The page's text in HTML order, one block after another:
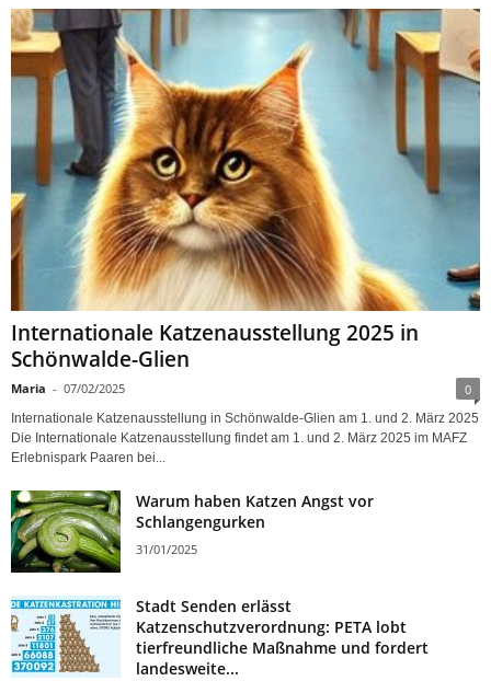
Internationale Katzenausstellung 2025 in
Schönwalde-Glien
Maria - 07/02/2025 0
Internationale Katzenausstellung in Schönwalde-Glien am 1. und 2. März 2025
Die Internationale Katzenausstellung findet am 1. und 2. März 2025 im MAFZ
Erlebnispark Paaren bei...
Warum haben Katzen Angst vor
Schlangengurken
31/01/2025
Stadt Senden erlässt
Katzenschutzverordnung: PETA lobt
tierfreundliche Maßnahme und fordert
landesweite...